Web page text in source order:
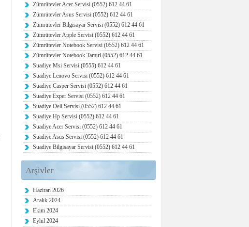
Zümrütevler Acer Servisi (0552) 612 44 61
Zümrütevler Asus Servisi (0552) 612 44 61
Zümrütevler Bilgisayar Servisi (0552) 612 44 61
Zümrütevler Apple Servisi (0552) 612 44 61
Zümrütevler Notebook Servisi (0552) 612 44 61
Zümrütevler Notebook Tamiri (0552) 612 44 61
Suadiye Msi Servisi (0555) 612 44 61
Suadiye Lenovo Servisi (0552) 612 44 61
Suadiye Casper Servisi (0552) 612 44 61
Suadiye Exper Servisi (0552) 612 44 61
Suadiye Dell Servisi (0552) 612 44 61
Suadiye Hp Servisi (0552) 612 44 61
Suadiye Acer Servisi (0552) 612 44 61
Suadiye Asus Servisi (0552) 612 44 61
Suadiye Bilgisayar Servisi (0552) 612 44 61
Arşivler
Haziran 2026
Aralık 2024
Ekim 2024
Eylül 2024